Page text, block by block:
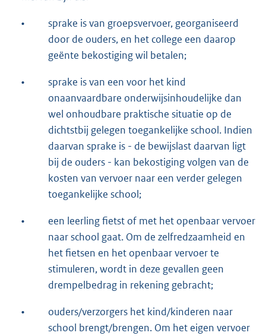
•
sprake is van groepsvervoer, georganiseerd
door de ouders, en het college een daarop
geënte bekostiging wil betalen;
•
sprake is van een voor het kind
onaanvaardbare onderwijsinhoudelijke dan
wel onhoudbare praktische situatie op de
dichtstbij gelegen toegankelijke school. Indien
daarvan sprake is - de bewijslast daarvan ligt
bij de ouders - kan bekostiging volgen van de
kosten van vervoer naar een verder gelegen
toegankelijke school;
•
een leerling fietst of met het openbaar vervoer
naar school gaat. Om de zelfredzaamheid en
het fietsen en het openbaar vervoer te
stimuleren, wordt in deze gevallen geen
drempelbedrag in rekening gebracht;
•
ouders/verzorgers het kind/kinderen naar
school brengt/brengen. Om het eigen vervoer